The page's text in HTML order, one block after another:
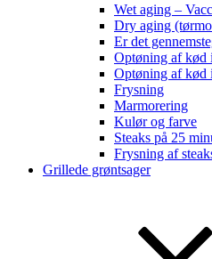
Wet aging –
Dry aging
Er det
Optøning af kød
Optøning af kød
Frysning
Marmorering
Kulør og farve
Steaks på 25
Frysning af
Grillede grøntsager